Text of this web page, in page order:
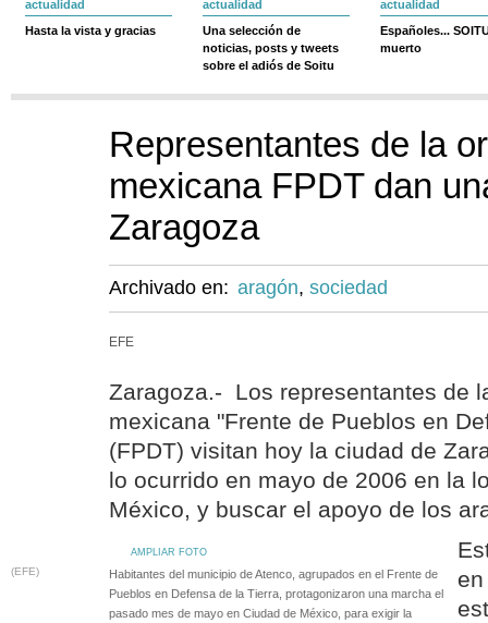
actualidad
Hasta la vista y gracias
actualidad
Una selección de
noticias, posts y tweets
sobre el adiós de Soitu
actualidad
Españoles...
muerto
Representantes de la
mexicana FPDT dan
Zaragoza
Archivado en: aragón, sociedad
EFE
Zaragoza.- Los representantes de
mexicana "Frente de Pueblos en
(FPDT) visitan hoy la ciudad de
lo ocurrido en mayo de 2006 en la
México, y buscar el apoyo de los
AMPLIAR FOTO
(EFE)
Habitantes del municipio de Atenco, agrupados en el Frente de
Pueblos en Defensa de la Tierra, protagonizaron una marcha el
pasado mes de mayo en Ciudad de México, para exigir la